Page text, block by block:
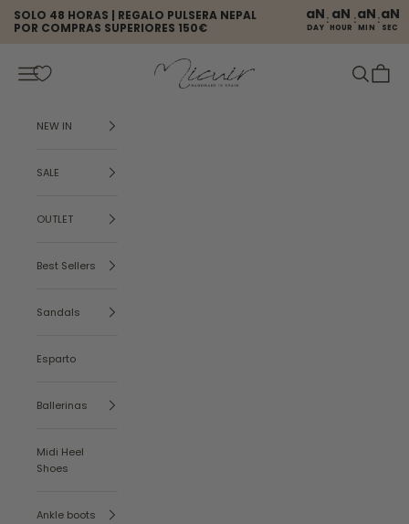
SOLO 48 HORAS | REGALO PULSERA NEPAL
POR COMPRAS SUPERIORES 150€
aN
DAY
: aN
HOUR
:aN
MIN
:aN
SEC
Micuir
Open navigation menu OpenOpen
NEW IN
SALE
OUTLET
Best Sellers
Sandals
Esparto
Ballerinas
Midi Heel
Shoes
Ankle boots